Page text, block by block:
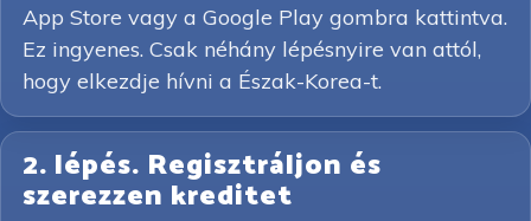
App Store vagy a Google Play gombra kattintva.
Ez ingyenes. Csak néhány lépésnyire van attól,
hogy elkezdje hívni a Észak-Korea-t.
2. lépés. Regisztráljon és
szerezzen kreditet